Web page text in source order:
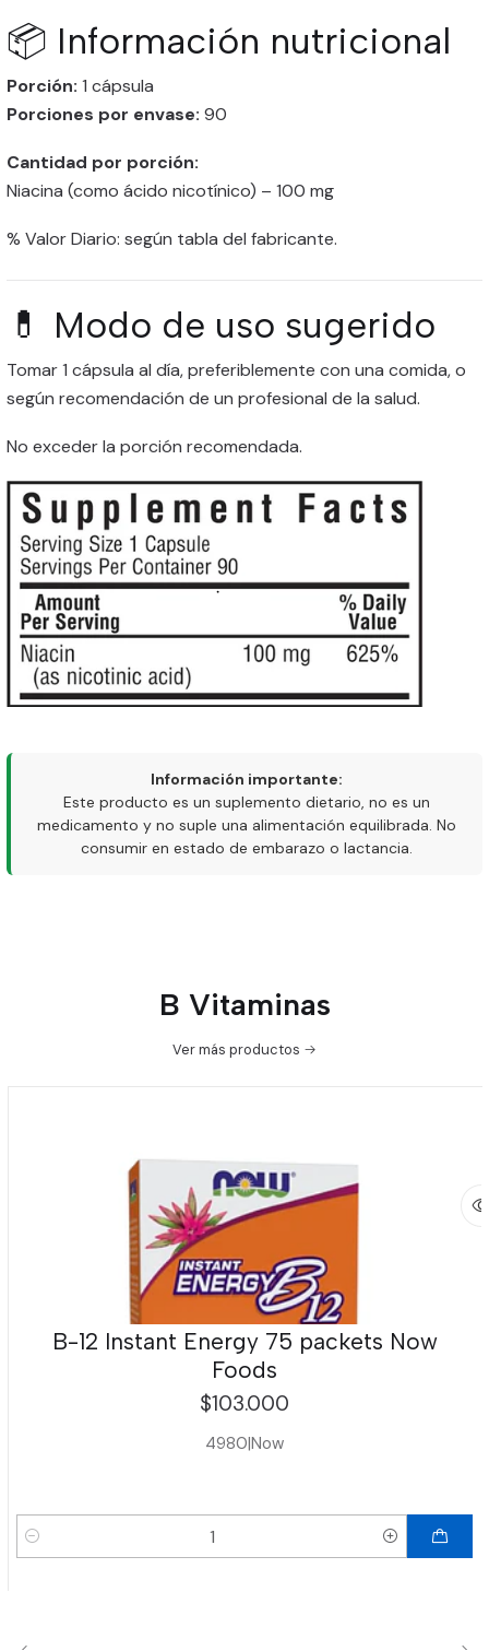
📦 Información nutricional
Porción: 1 cápsula
Porciones por envase: 90
Cantidad por porción:
Niacina (como ácido nicotínico) – 100 mg
% Valor Diario: según tabla del fabricante.
💊 Modo de uso sugerido
Tomar 1 cápsula al día, preferiblemente con una comida, o
según recomendación de un profesional de la salud.
No exceder la porción recomendada.
Información importante:
Este producto es un suplemento dietario, no es un
medicamento y no suple una alimentación equilibrada. No
consumir en estado de embarazo o lactancia.
B Vitaminas
Ver más productos
B-12 Instant Energy 75 packets Now
Foods
$103.000
4980|Now
Cantidad